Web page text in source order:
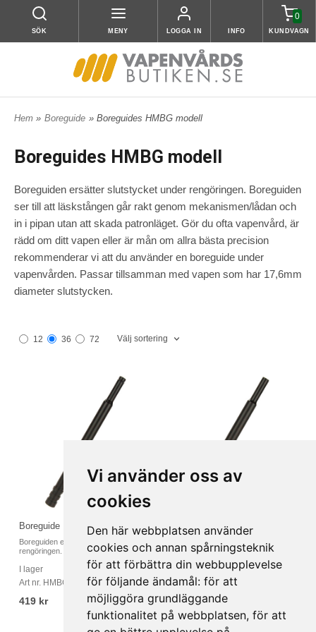
Vi använder oss av
cookies
Den här webbplatsen använder
cookies och annan spårningsteknik
för att förbättra din webbupplevelse
för följande ändamål: för att
möjliggöra grundläggande
funktionalitet på webbplatsen, för att
SÖK MENY LOGGA IN INFO
0
KUNDVAGN
Hem » Boreguide » Boreguides HMBG modell
Boreguides HMBG modell
Boreguiden ersätter slutstycket under rengöringen. Boreguiden
ser till att läskstången går rakt genom mekanismen/lådan och
in i pipan utan att skada patronläget. Gör du ofta vapenvård, är
rädd om ditt vapen eller är mån om allra bästa precision
rekommenderar vi att du använder en boreguide under
vapenvården. Passar tillsamman med vapen som har 17,6mm
diameter slutstycken.
12 36 72 Välj sortering
Boreguide HMBG04
Boreguiden ersätter slutstycket under
rengöringen. Boreguiden ser till att lä...
I lager
Art nr. HMBG04
419 kr
Boreguide HMBG06
Passar kaliber 9,3x62
Ej i lager
Art nr. HMBG06
419 kr